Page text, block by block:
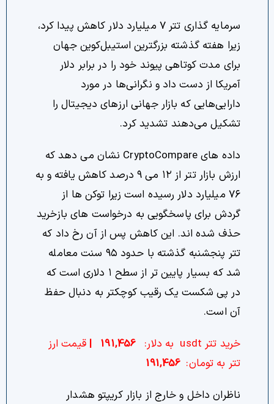
تماس با ما
دسته‌بندی ارزها
شاخص ترس و طمع
مشاوره خدمات مالی
سرمایه گذاری تتر ۷ میلیارد دلار کاهش پیدا کرد،
زیرا هفته گذشته بزرگترین استیبل‌کوین جهان
برای مدت کوتاهی پیوند خود را در برابر دلار
آمریکا از دست داد و نگرانی‌ها در مورد
دارایی‌هایی که بازار جهانی ارزهای دیجیتال را
تشکیل می‌دهند تشدید کرد.
داده های CryptoCompare نشان می دهد که
ارزش بازار تتر از ۱۲ می ۹ درصد کاهش یافته و به
۷۶ میلیارد دلار رسیده است زیرا توکن ها از
گردش برای پاسخگویی به درخواست های بازخرید
حذف شده اند. این کاهش پس از آن رخ داد که
تتر پنجشنبه گذشته با حدود ۹۵ سنت معامله
شد که بسیار پایین تر از سطح ۱ دلاری است که
در پی شکست یک رقیب کوچکتر به دنبال حفظ
آن است.
خرید تتر usdt به دلار:
191,456
|قیمت ارز
تتر به تومان: 191,456
ناظران داخل و خارج از بازار کریپتو هشدار